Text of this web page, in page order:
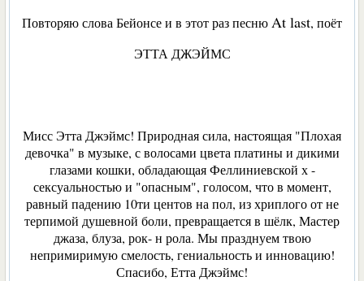
Повторяю слова Бейонсе и в этот раз песнюAt last, поёт
ЭТТА ДЖЭЙМС
Мисс Этта Джэймс! Природная сила, настоящая "Плохая
девочка" в музыке, с волосами цвета платины и дикими
глазами кошки, обладающая Феллиниевской х -
сексуальностью и "опасным", голосом, что в момент,
равный падению 10ти центов на пол, из хриплого от не
терпимой душевной боли, превращается в шёлк, Мастер
джаза, блуза, рок- н рола. Мы празднуем твою
непримиримую смелость, гениальность и инновацию!
Спасибо, Етта Джэймс!